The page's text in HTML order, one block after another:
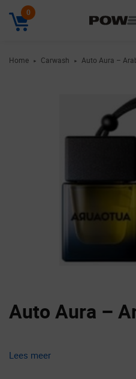
0
Home ► Carwash ► Auto Aura –
Auto Aura –
Lees meer